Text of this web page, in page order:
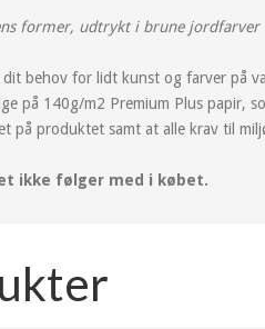
former, udtrykt i brune jordfarver
behov for lidt kunst og farver på
på 140g/m2 Premium Plus papir,
på produktet samt at alle krav til
ikke følger med i købet.